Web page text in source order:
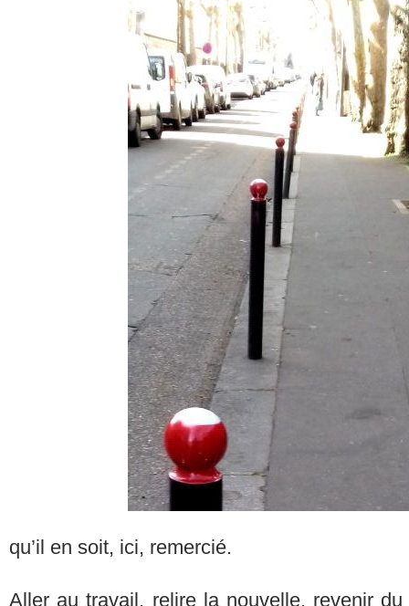
qu’il en soit, ici, remercié.
Aller au travail, relire la nouvelle, revenir